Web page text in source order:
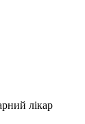
лікар